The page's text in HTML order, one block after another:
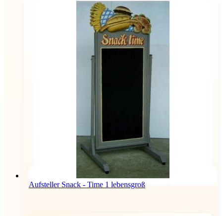
Aufsteller Snack - Time 1 lebensgroß